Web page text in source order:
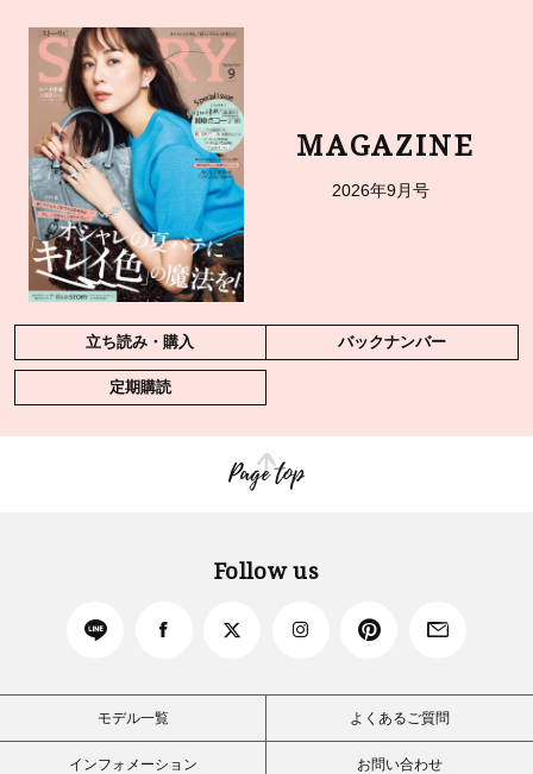
MAGAZINE
2026年9月号
立ち読み・購入 バックナンバー
定期購読
Page top
Follow us
モデル一覧 よくあるご質問
インフォメーション お問い合わせ